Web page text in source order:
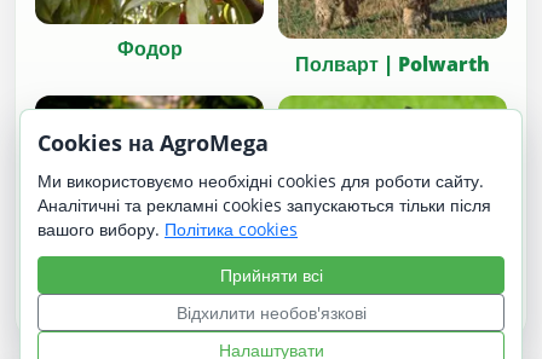
Фодор
Полварт | Polwarth
Фольва (Folva)
Барбезьо
Cookies на AgroMega
Ми використовуємо необхідні cookies для роботи сайту.
Аналітичні та рекламні cookies запускаються тільки після
вашого вибору. Політика cookies
Прийняти всі
Відхилити необов'язкові
Налаштувати